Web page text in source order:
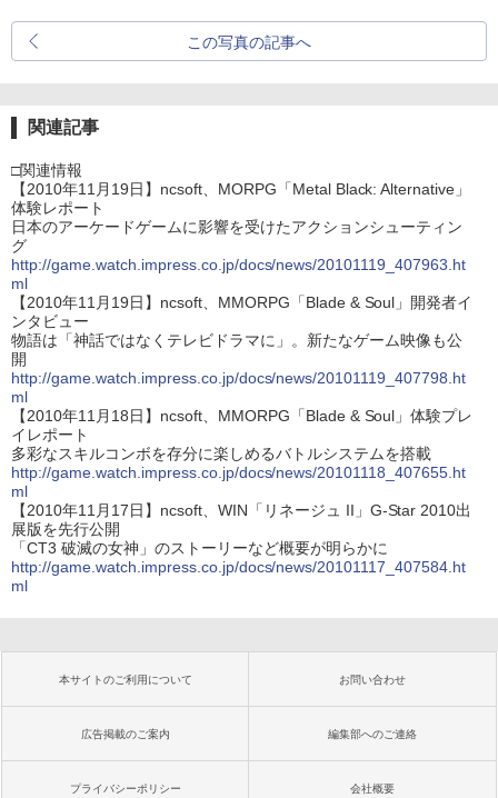
この写真の記事へ
関連記事
□関連情報
【2010年11月19日】ncsoft、MORPG「Metal Black: Alternative」
体験レポート
日本のアーケードゲームに影響を受けたアクションシューティン
グ
http://game.watch.impress.co.jp/docs/news/20101119_407963.ht
ml
【2010年11月19日】ncsoft、MMORPG「Blade & Soul」開発者イ
ンタビュー
物語は「神話ではなくテレビドラマに」。新たなゲーム映像も公
開
http://game.watch.impress.co.jp/docs/news/20101119_407798.ht
ml
【2010年11月18日】ncsoft、MMORPG「Blade & Soul」体験プレ
イレポート
多彩なスキルコンボを存分に楽しめるバトルシステムを搭載
http://game.watch.impress.co.jp/docs/news/20101118_407655.ht
ml
【2010年11月17日】ncsoft、WIN「リネージュ II」G-Star 2010出
展版を先行公開
「CT3 破滅の女神」のストーリーなど概要が明らかに
http://game.watch.impress.co.jp/docs/news/20101117_407584.ht
ml
本サイトのご利用について お問い合わせ
広告掲載のご案内 編集部へのご連絡
プライバシーポリシー 会社概要